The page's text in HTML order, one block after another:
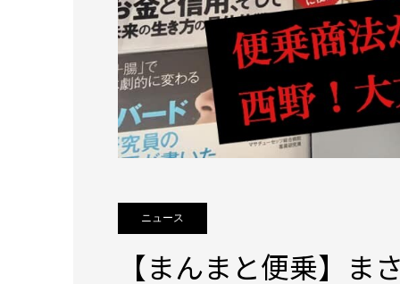
ニュース
【まんまと便乗】ま